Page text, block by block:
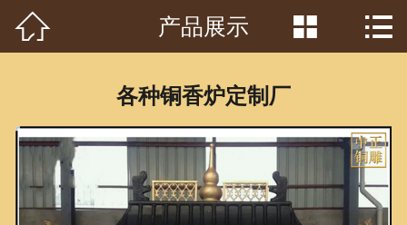
首页
客户见证
 产品展示  
各种铜香炉定制厂